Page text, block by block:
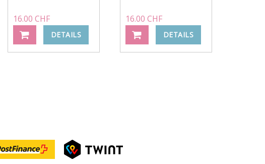
16.00 CHF
DETAILS
16.00 CHF
DETAILS